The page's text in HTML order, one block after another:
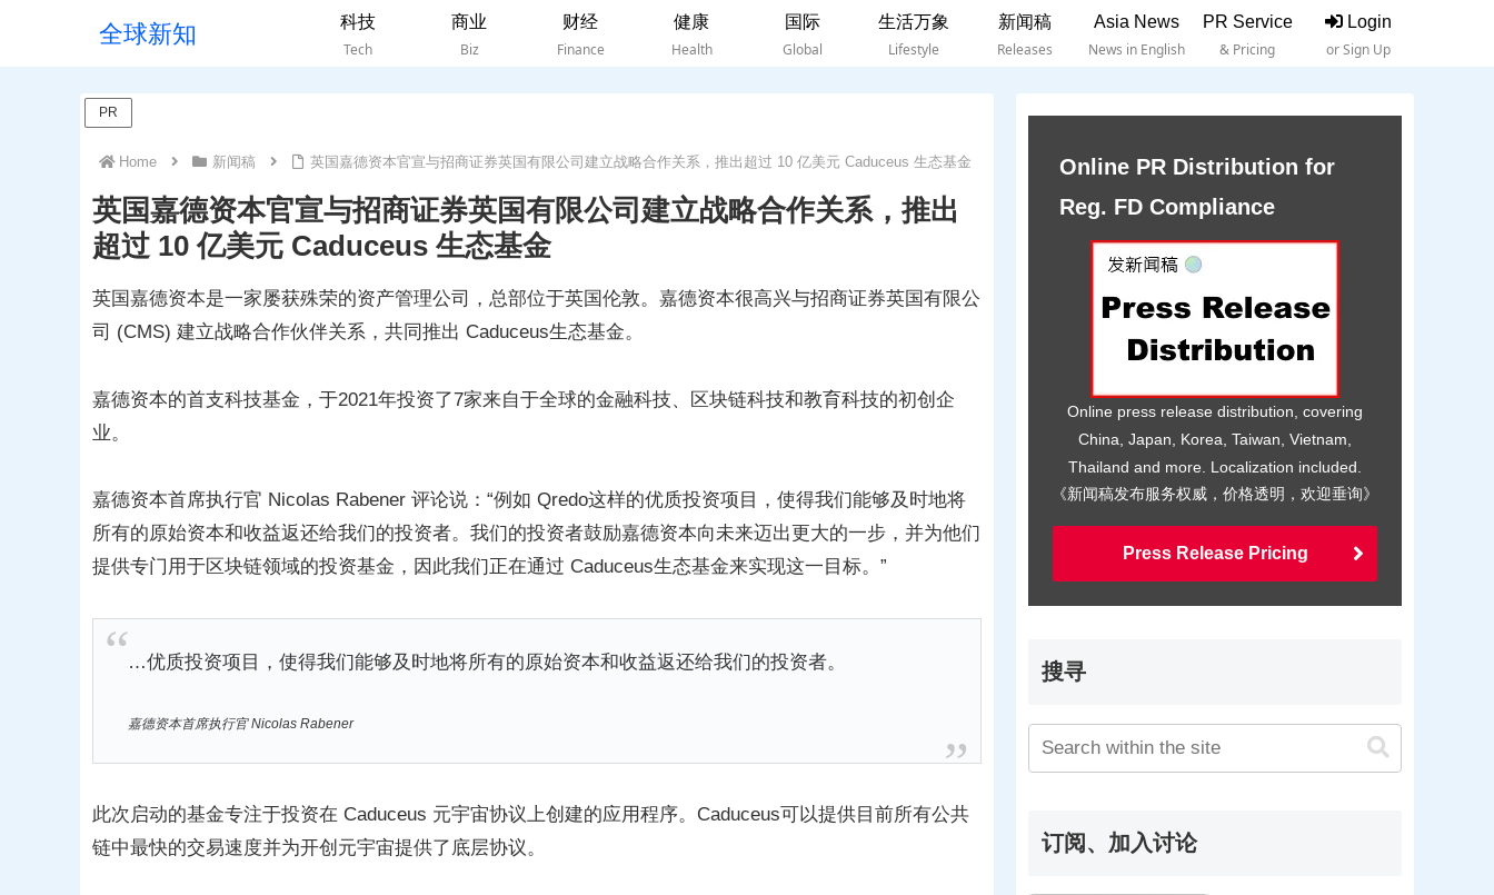
全球新知
科技
Tech
商业
Biz
财经
Finance
健康
Health
国际
Global
生活万象
Lifestyle
新闻稿
Releases
Asia News
News in English
PR Service
& Pricing
Login
or Sign Up
PR
Home 新闻稿 英国嘉德资本官宣与招商证券英国有限公司建立战略合作关系，推出超过 10 亿美元 Caduceus 生态基金
英国嘉德资本官宣与招商证券英国有限公司建立战略合作关系，推出
超过 10 亿美元 Caduceus 生态基金
英国嘉德资本是一家屡获殊荣的资产管理公司，总部位于英国伦敦。嘉德资本很高兴与招商证券英国有限公
司 (CMS) 建立战略合作伙伴关系，共同推出 Caduceus生态基金。
嘉德资本的首支科技基金，于2021年投资了7家来自于全球的金融科技、区块链科技和教育科技的初创企
业。
嘉德资本首席执行官 Nicolas Rabener 评论说：“例如 Qredo这样的优质投资项目，使得我们能够及时地将
所有的原始资本和收益返还给我们的投资者。我们的投资者鼓励嘉德资本向未来迈出更大的一步，并为他们
提供专门用于区块链领域的投资基金，因此我们正在通过 Caduceus生态基金来实现这一目标。”
…优质投资项目，使得我们能够及时地将所有的原始资本和收益返还给我们的投资者。
嘉德资本首席执行官 Nicolas Rabener
此次启动的基金专注于投资在 Caduceus 元宇宙协议上创建的应用程序。Caduceus可以提供目前所有公共
链中最快的交易速度并为开创元宇宙提供了底层协议。
Online PR Distribution for
Reg. FD Compliance
Online press release distribution, covering
China, Japan, Korea, Taiwan, Vietnam,
Thailand and more. Localization included.
《新闻稿发布服务权威，价格透明，欢迎垂询》
Press Release Pricing
搜寻
订阅、加入讨论